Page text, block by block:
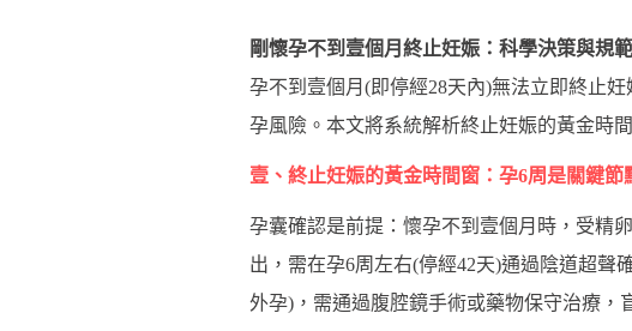
剛懷孕不到壹個月終止妊娠：科學決策與規
孕不到壹個月(即停經28天內)無法立即終止
孕風險。本文將系統解析終止妊娠的黃金時
壹、終止妊娠的黃金時間窗：孕6周是關鍵節
孕囊確認是前提：懷孕不到壹個月時，受精
出，需在孕6周左右(停經42天)通過陰道超聲
外孕)，需通過腹腔鏡手術或藥物保守治療，